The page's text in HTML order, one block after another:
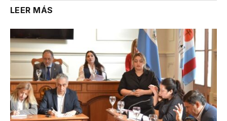
LEER MÁS